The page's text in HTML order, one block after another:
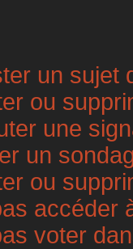
un sujet
ou
une
un
ou
accéder
voter